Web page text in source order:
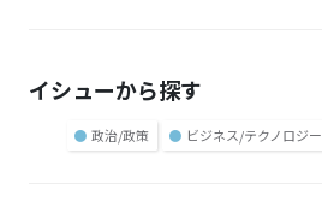
イシューから探す
● 政治/政策 ● ビジネス/テクノロジー